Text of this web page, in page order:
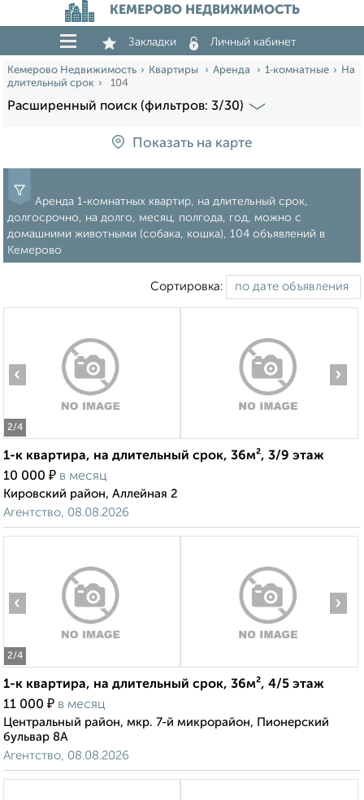
КЕМЕРОВО НЕДВИЖИМОСТЬ
Закладки Личный кабинет
Кемерово Недвижимость Квартиры Аренда 1‑комнатные
На
длительный срок
104
Расширенный поиск (фильтров: 3/30)
Показать на карте
Аренда 1‑комнатных квартир, на длительный срок,
долгосрочно, на долго, месяц, полгода, год, можно с
домашними животными (собака, кошка), 104 объявлений в
Кемерово
Сортировка:
2/4
‹ ›
1-к квартира, на длительный срок, 36м², 3/9 этаж
10 000 ₽ в месяц
Кировский район, Аллейная 2
Агентство, 08.08.2026
2/4
‹ ›
1-к квартира, на длительный срок, 36м², 4/5 этаж
11 000 ₽ в месяц
Центральный район, мкр. 7-й микрорайон, Пионерский
бульвар 8А
Агентство, 08.08.2026